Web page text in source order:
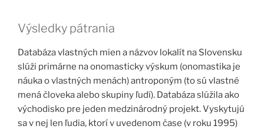
Výsledky pátrania
Databáza vlastných mien a názvov lokalít na Slovensku
slúži primárne na onomasticky výskum (onomastika je
náuka o vlastných menách) antroponým (to sú vlastné
mená človeka alebo skupiny ľudí). Databáza slúžila ako
východisko pre jeden medzinárodný projekt. Vyskytujú
sa v nej len ľudia, ktorí v uvedenom čase (v roku 1995)